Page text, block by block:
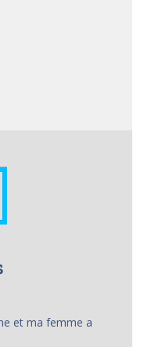
et ma femme a